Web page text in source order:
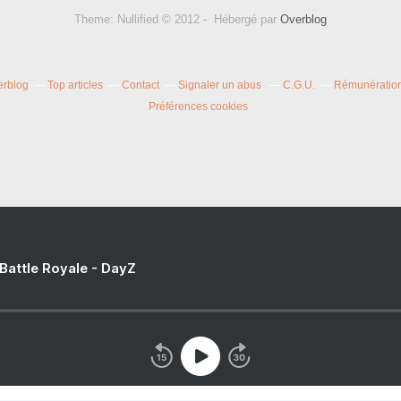
Theme: Nullified © 2012 - Hébergé par Overblog
Top articles Contact Signaler un abus C.G.U.
Préférences cookies
Royale - DayZ